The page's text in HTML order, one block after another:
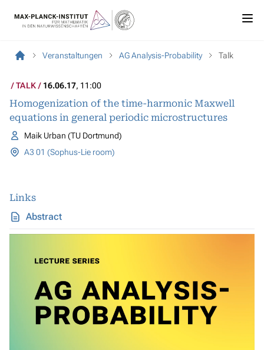
Veranstaltungen AG Analysis-Probability Talk
TALK 16.06.17, 11:00
Homogenization of the time-harmonic Maxwell
equations in general periodic microstructures
Maik Urban (TU Dortmund)
A3 01 (Sophus-Lie room)
Links
Abstract